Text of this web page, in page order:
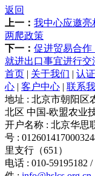
返回
上一： 我中心应邀亮
两爬政策
下一： 促进贸易合作
就进出口事宜进行交
首页 | 关于我们 | 认
心 | 客户中心 | 联系
地址 : 北京市朝阳区
北区 中国-欧盟农业
开户名称 : 北京华
号 :
里支行（651）
电话 : 010-